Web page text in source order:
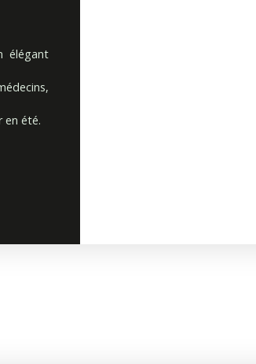
élégant
en été.